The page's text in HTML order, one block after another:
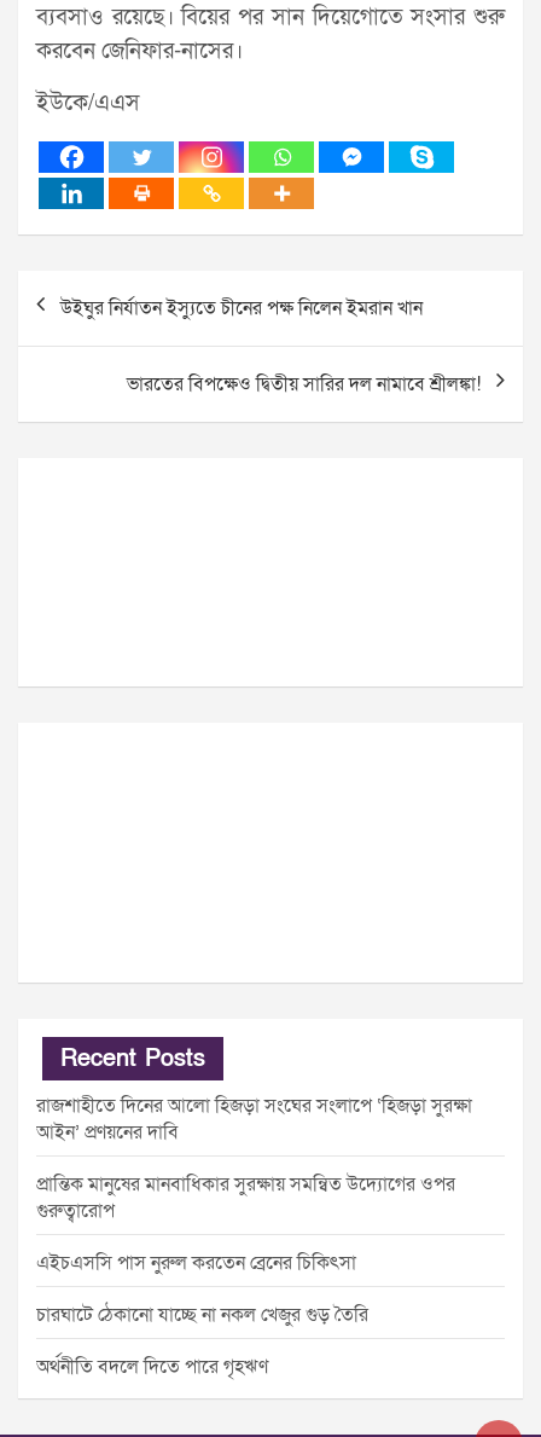
ব্যবসাও রয়েছে। বিয়ের পর সান দিয়েগোতে সংসার শুরু
করবেন জেনিফার-নাসের।
ইউকে/এএস
Post
navigation
উইঘুর নির্যাতন ইস্যুতে চীনের পক্ষ নিলেন ইমরান খান
ভারতের বিপক্ষেও দ্বিতীয় সারির দল নামাবে শ্রীলঙ্কা!
Recent Posts
রাজশাহীতে দিনের আলো হিজড়া সংঘের সংলাপে ‘হিজড়া সুরক্ষা
আইন’ প্রণয়নের দাবি
প্রান্তিক মানুষের মানবাধিকার সুরক্ষায় সমন্বিত উদ্যোগের ওপর
গুরুত্বারোপ
এইচএসসি পাস নুরুল করতেন ব্রেনের চিকিৎসা
চারঘাটে ঠেকানো যাচ্ছে না নকল খেজুর গুড় তৈরি
অর্থনীতি বদলে দিতে পারে গৃহঋণ